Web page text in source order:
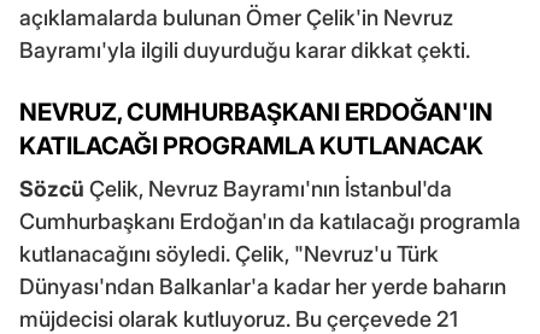
açıklamalarda bulunan Ömer Çelik'in Nevruz
Bayramı'yla ilgili duyurduğu karar dikkat çekti.
NEVRUZ, CUMHURBAŞKANI ERDOĞAN'IN
KATILACAĞI PROGRAMLA KUTLANACAK
Sözcü Çelik, Nevruz Bayramı'nın İstanbul'da
Cumhurbaşkanı Erdoğan'ın da katılacağı programla
kutlanacağını söyledi. Çelik, "Nevruz'u Türk
Dünyası'ndan Balkanlar'a kadar her yerde baharın
müjdecisi olarak kutluyoruz. Bu çerçevede 21